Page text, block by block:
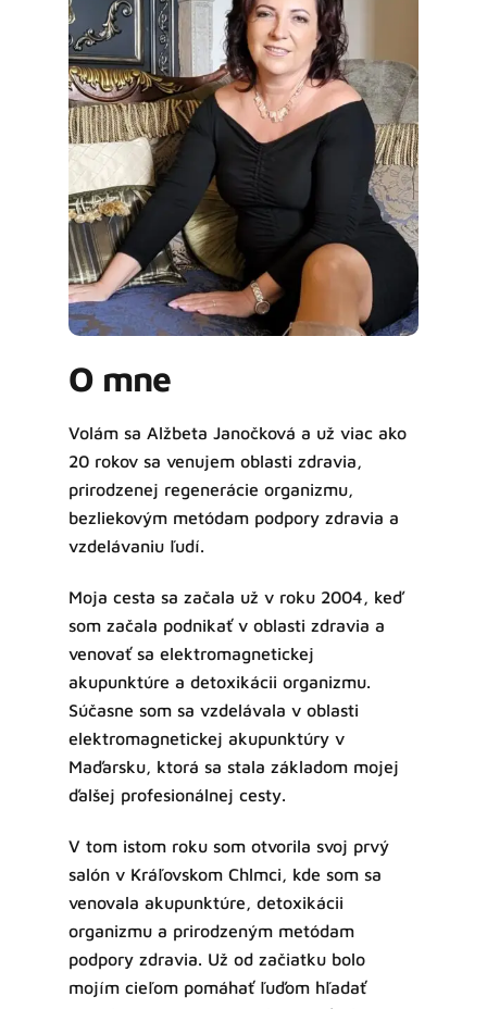
O mne
Volám sa Alžbeta Janočková a už viac ako
20 rokov sa venujem oblasti zdravia,
prirodzenej regenerácie organizmu,
bezliekovým metódam podpory zdravia a
vzdelávaniu ľudí.
Moja cesta sa začala už v roku 2004, keď
som začala podnikať v oblasti zdravia a
venovať sa elektromagnetickej
akupunktúre a detoxikácii organizmu.
Súčasne som sa vzdelávala v oblasti
elektromagnetickej akupunktúry v
Maďarsku, ktorá sa stala základom mojej
ďalšej profesionálnej cesty.
V tom istom roku som otvorila svoj prvý
salón v Kráľovskom Chlmci, kde som sa
venovala akupunktúre, detoxikácii
organizmu a prirodzeným metódam
podpory zdravia. Už od začiatku bolo
mojím cieľom pomáhať ľuďom hľadať